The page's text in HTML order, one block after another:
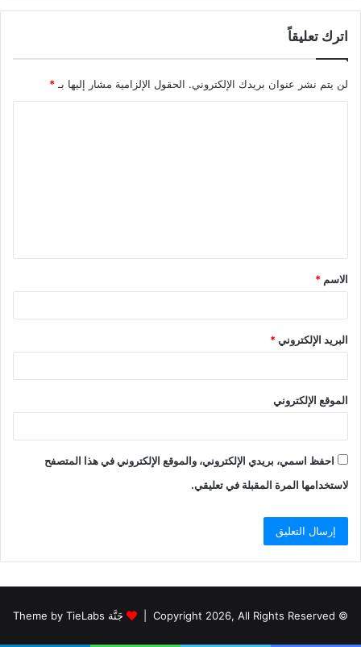
اترك تعليقاً
لن يتم نشر عنوان بريدك الإلكتروني. الحقول الإلزامية مشار إليها بـ *
ق
*
الاسم *
البريد الإلكتروني*
الموقع الإلكتروني
احفظ اسمي، بريدي الإلكتروني، والموقع الإلكتروني في هذا المتصفح
لاستخدامها المرة المقبلة في تعليقي.
© Copyright 2026, All Rights Reserved | جَنَّة Theme by TieLabs